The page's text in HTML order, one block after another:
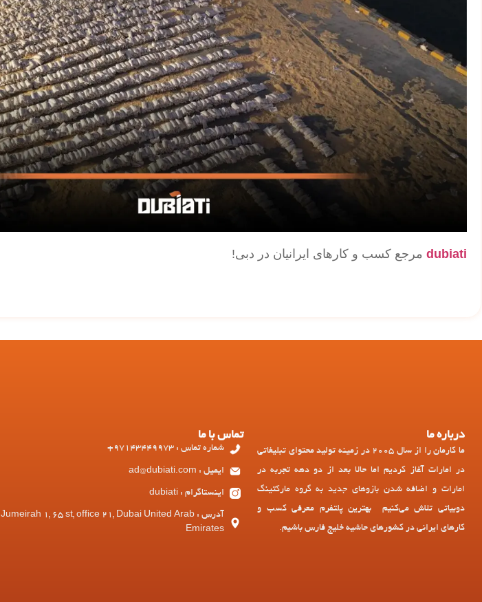
dubiati مرجع کسب و کارهای ایرانیان در دبی!
درباره ما
ما کارمان را از سال 2005 در زمینه تولید محتوای تبلیغاتی
در امارات آغاز کردیم اما حالا بعد از دو دهه تجربه در
امارات و اضافه شدن بازوهای جدید به گروه مارکتینگ
دوبیاتی تلاش می‌کنیم بهترین پلتفرم معرفی کسب و
کارهای ایرانی در کشورهای حاشیه خلیج فارس باشیم.
تماس با ما
شماره تماس : 97143449973+
ایمیل : ad@dubiati.com
اینستاگرام : dubiati
آدرس : Jumeirah 1, 65 st, office 21, Dubai United Arab
Emirates